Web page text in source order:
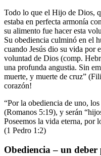
Todo lo que el Hijo de Dios,
estaba en perfecta armonía
su alimento fue hacer esta
Su obediencia culminó en el
cuando Jesús dio su vida por
voluntad de Dios (comp.
una profunda angustia. Sin
muerte, y muerte de cruz”
corazón!
“Por la obediencia de uno,
(Romanos 5:19), y serán
Poseemos la vida eterna, por
(1 Pedro 1:2)
Obediencia – un deber